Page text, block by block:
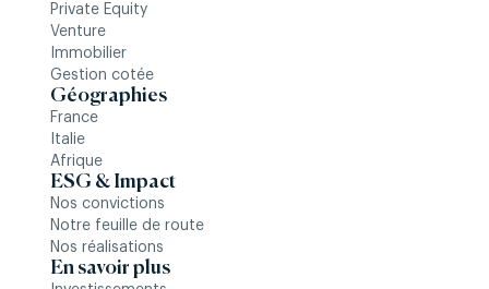
Private Equity
Venture
Immobilier
Gestion cotée
Géographies
France
Italie
Afrique
ESG & Impact
Nos convictions
Notre feuille de route
Nos réalisations
En savoir plus